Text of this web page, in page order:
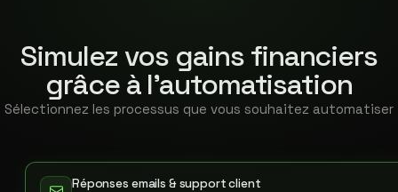
Simulez vos gains financiers
grâce à l'automatisation
Sélectionnez les processus que vous souhaitez automatiser
Réponses emails & support client